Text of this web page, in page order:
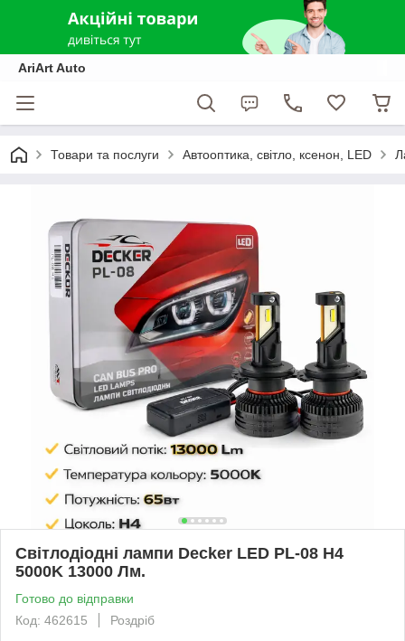
AriArt Auto
Товари та послуги Автооптика, світло, ксенон, LED
Світлодіодні лампи Decker LED PL-08 H4
5000K 13000 Лм.
Готово до відправки
Код: 462615
Роздріб